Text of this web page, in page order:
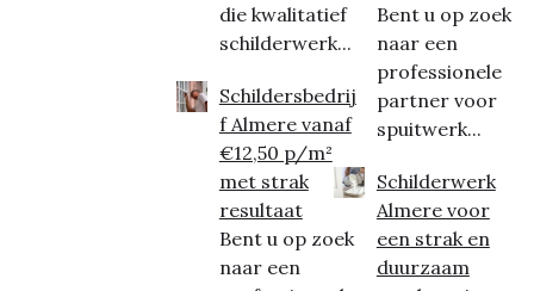
die kwalitatief
schilderwerk...
Schildersbedrij
f Almere vanaf
€12,50 p/m²
met strak
resultaat
Bent u op zoek
naar een
Bent u op zoek
naar een
professionele
partner voor
spuitwerk...
Schilderwerk
Almere voor
een strak en
duurzaam